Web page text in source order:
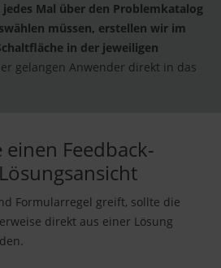
Mal über den Problemkatalog
müssen, erstellen wir im
in der jeweiligen
gelangen Anwender direkt in das
einen Feedback-
Formularregel greift, sollte die
direkt aus einer Lösung